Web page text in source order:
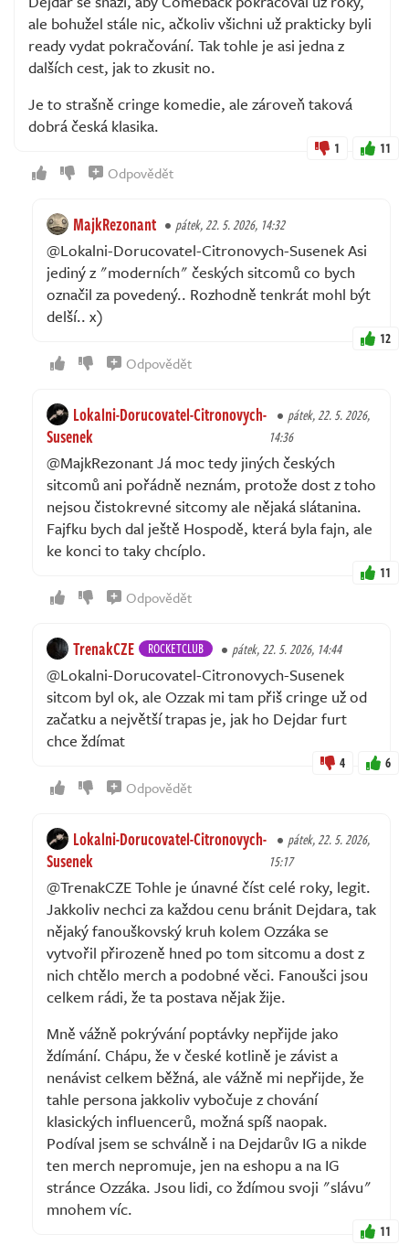
ale bohužel stále nic, ačkoliv všichni už prakticky byli
ready vydat pokračování. Tak tohle je asi jedna z
dalších cest, jak to zkusit no.
Je to strašně cringe komedie, ale zároveň taková
dobrá česká klasika.
1 11
Odpovědět
MajkRezonant pátek, 22. 5. 2026, 14:32
@Lokalni-Dorucovatel-Citronovych-Susenek Asi
jediný z "moderních" českých sitcomů co bych
označil za povedený.. Rozhodně tenkrát mohl být
delší.. x)
12
Odpovědět
Lokalni-Dorucovatel-Citronovych-
Susenek
pátek, 22. 5. 2026,
14:36
@MajkRezonant Já moc tedy jiných českých
sitcomů ani pořádně neznám, protože dost z toho
nejsou čistokrevné sitcomy ale nějaká slátanina.
Fajfku bych dal ještě Hospodě, která byla fajn, ale
ke konci to taky chcíplo.
11
Odpovědět
TrenakCZE ROCKETCLUB pátek, 22. 5. 2026, 14:44
@Lokalni-Dorucovatel-Citronovych-Susenek
sitcom byl ok, ale Ozzak mi tam přiš cringe už od
začatku a největší trapas je, jak ho Dejdar furt
chce ždímat
4 6
Odpovědět
Lokalni-Dorucovatel-Citronovych-
Susenek
pátek, 22. 5. 2026,
15:17
@TrenakCZE Tohle je únavné číst celé roky, legit.
Jakkoliv nechci za každou cenu bránit Dejdara, tak
nějaký fanouškovský kruh kolem Ozzáka se
vytvořil přirozeně hned po tom sitcomu a dost z
nich chtělo merch a podobné věci. Fanoušci jsou
celkem rádi, že ta postava nějak žije.
Mně vážně pokrývání poptávky nepřijde jako
ždímání. Chápu, že v české kotlině je závist a
nenávist celkem běžná, ale vážně mi nepřijde, že
tahle persona jakkoliv vybočuje z chování
klasických influencerů, možná spíš naopak.
Podíval jsem se schválně i na Dejdarův IG a nikde
ten merch nepromuje, jen na eshopu a na IG
stránce Ozzáka. Jsou lidi, co ždímou svoji "slávu"
mnohem víc.
11